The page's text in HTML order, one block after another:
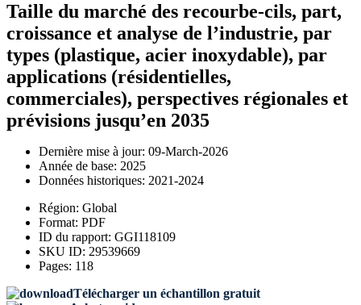
Taille du marché des recourbe-cils, part,
croissance et analyse de l’industrie, par
types (plastique, acier inoxydable), par
applications (résidentielles,
commerciales), perspectives régionales et
prévisions jusqu’en 2035
Dernière mise à jour: 09-March-2026
Année de base: 2025
Données historiques: 2021-2024
Région: Global
Format: PDF
ID du rapport: GGI118109
SKU ID: 29539669
Pages: 118
Télécharger un échantillon gratuit